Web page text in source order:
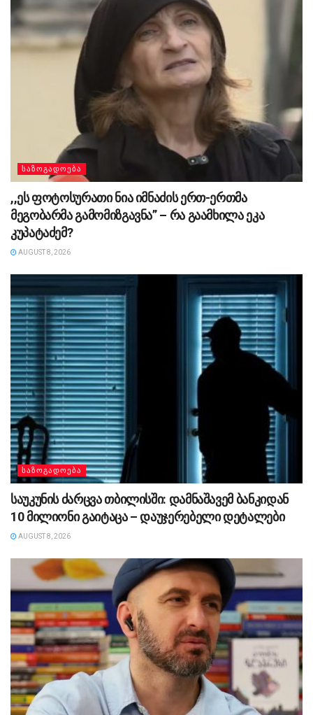
ᲡᲐᲖᲝᲒᲐᲓᲝᲔᲑᲐ
,,ეს ფოტოსურათი ნია იმნაძის ერთ-ერთმა
მეგობარმა გამომიზგავნა” – რა გაამხილა ეკა
კუპატაძემ?
AUGUST 8, 2026
ᲡᲐᲖᲝᲒᲐᲓᲝᲔᲑᲐ
საუკუნის ძარცვა თბილისში: დამნაშავემ ბანკიდან
10 მილიონი გაიტაცა – დაუჯერებელი დეტალები
AUGUST 8, 2026